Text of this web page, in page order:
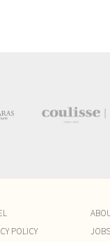
POLICY
JOBS